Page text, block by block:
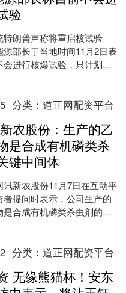
验
特朗普声称将重启核试验
源部长于当地时间11月2日表
会进行核爆试验，只计划进
据央视新闻报道，当地时
美国....
分类： 道正网配资平台
农股份：生产的乙
是合成有机磷类杀
键中间体
讯新农股份11月7日在互动平
者提问时表示，公司生产的
是合成有机磷类杀虫剂的关
（1-乙基丙基）-3，4-二甲
分类： 道正网配资平台
无缘熊猫杯！安东